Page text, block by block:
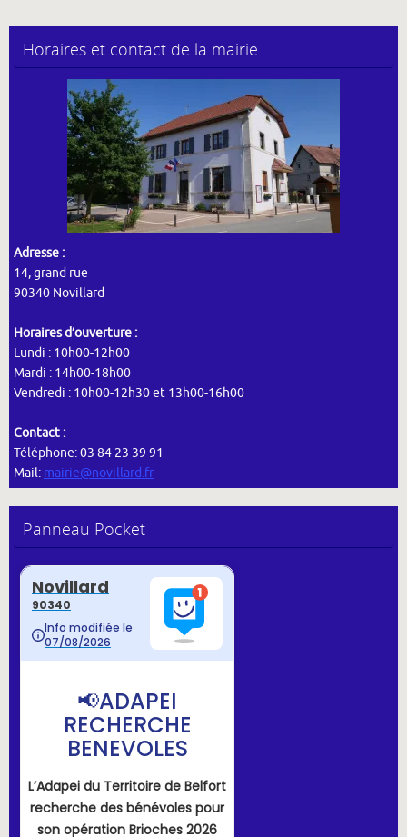
Horaires et contact de la mairie
Adresse :
14, grand rue
90340 Novillard
Horaires d’ouverture :
Lundi : 10h00-12h00
Mardi : 14h00-18h00
Vendredi : 10h00-12h30 et 13h00-16h00
Contact :
Téléphone: 03 84 23 39 91
Mail: mairie@novillard.fr
Panneau Pocket